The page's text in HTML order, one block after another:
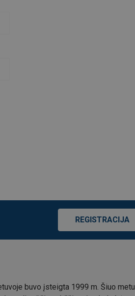
REGISTRACIJA
buvo įsteigta 1999 m. Šiuo metu